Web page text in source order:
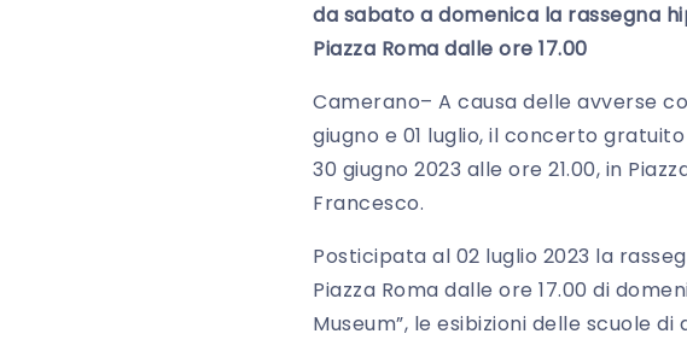
da sabato a domenica la rassegna
Piazza Roma dalle ore 17.00
Camerano– A causa delle avverse
giugno e 01 luglio, il concerto
30 giugno 2023 alle ore 21.00, in
Francesco.
Posticipata al 02 luglio 2023 la
Piazza Roma dalle ore 17.00 di
Museum”, le esibizioni delle scuole di